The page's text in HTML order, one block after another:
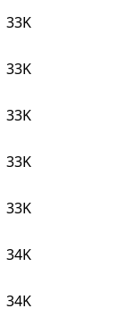
33K
33K
33K
33K
33K
34K
34K